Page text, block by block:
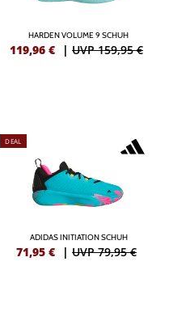
HARDEN VOLUME 9 SCHUH
119,96 € | UVP 159,95 €
DEAL
ADIDAS INITIATION SCHUH
71,95 € | UVP 79,95 €